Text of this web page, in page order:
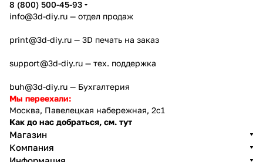
8 (800) 500-45-93
info@3d-diy.ru — отдел продаж
print@3d-diy.ru — 3D печать на заказ
support@3d-diy.ru — тех. поддержка
buh@3d-diy.ru — Бухгалтерия
Мы переехали:
Москва, Павелецкая набережная, 2с1
Как до нас добраться, см. тут
Магазин
Компания